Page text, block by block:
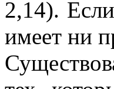
2,14).
имеет ни